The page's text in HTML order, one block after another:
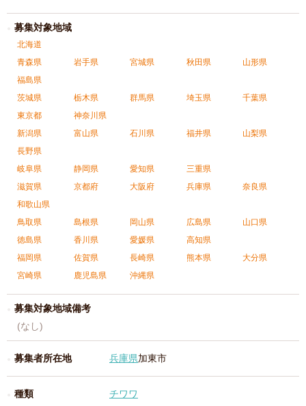
募集対象地域
北海道
青森県
岩手県 宮城県 秋田県
山形県
福島県
茨城県
栃木県 群馬県 埼玉県
千葉県
東京都
神奈川県
新潟県
富山県 石川県 福井県
山梨県
長野県
岐阜県
静岡県 愛知県
三重県
滋賀県
京都府 大阪府 兵庫県
奈良県
和歌山県
鳥取県
島根県 岡山県 広島県
山口県
徳島県
香川県 愛媛県
高知県
福岡県
佐賀県 長崎県 熊本県
大分県
宮崎県
鹿児島県 沖縄県
募集対象地域備考
(なし)
募集者所在地 兵庫県加東市
種類 チワワ